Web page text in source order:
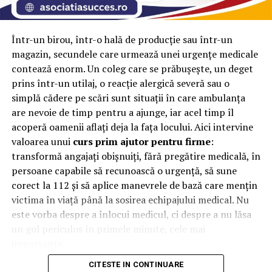
culturală.
Cred că luna august ar trebui recunoscută la nivel
național drept Luna Diasporei. În această perioadă pot fi
celebrate împreună Ziua Românilor de Pretutindeni,
Ziua Limbii Române și Ziua Românilor Migranți,
instituită de Biserica Ortodoxă Română în prima
duminică după Adormirea Maicii Domnului. Este și luna
în care cei mai mulți români din diaspora revin acasă. Nu
vorbim despre festivism, ci despre dialog, despre
întărirea identității, despre respect și despre dezvoltare.
Este momentul în care România își poate asculta
oamenii și îi poate invita să participe la construirea
viitorului țării”, a declaratMarius Bostan, antreprenor
și inițiator RePatriot.
conferințe și întâlniri în marile orașe din Europa, Statele
Unite și Israel, reunind peste 19.000 de români din
Într-un birou, într-o hală de producție sau într-un
magazin, secundele care urmează unei urgențe medicale
contează enorm. Un coleg care se prăbușește, un deget
prins într-un utilaj, o reacție alergică severă sau o
simplă cădere pe scări sunt situații în care ambulanța
are nevoie de timp pentru a ajunge, iar acel timp îl
acoperă oamenii aflați deja la fața locului. Aici intervine
valoarea unui curs prim ajutor pentru firme:
transformă angajați obișnuiți, fără pregătire medicală, în
persoane capabile să recunoască o urgență, să sune
corect la 112 și să aplice manevrele de bază care mențin
victima în viață până la sosirea echipajului medical. Nu
este vorba despre a înlocui medicul, ci despre a nu lăsa
CITESTE IN CONTINUARE